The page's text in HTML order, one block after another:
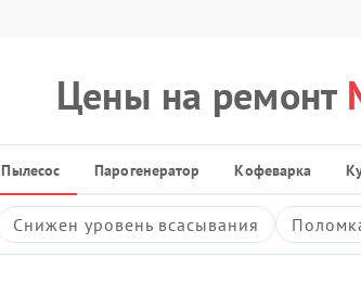
Цены на ремонт
Пылесос Парогенератор Кофеварка
Снижен уровень всасывания